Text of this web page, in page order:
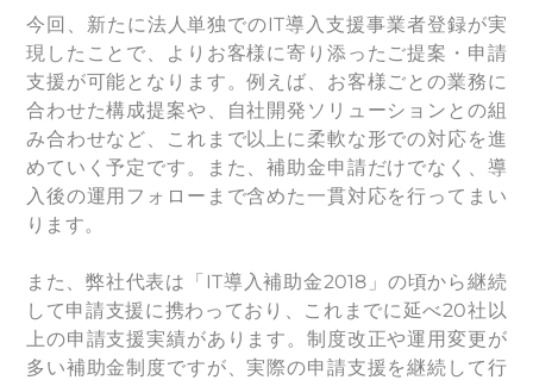
今回、新たに法人単独でのIT導入支援事業者登録が実
現したことで、よりお客様に寄り添ったご提案・申請
支援が可能となります。例えば、お客様ごとの業務に
合わせた構成提案や、自社開発ソリューションとの組
み合わせなど、これまで以上に柔軟な形での対応を進
めていく予定です。また、補助金申請だけでなく、導
入後の運用フォローまで含めた一貫対応を行ってまい
ります。
また、弊社代表は「IT導入補助金2018」の頃から継続
して申請支援に携わっており、これまでに延べ20社以
上の申請支援実績があります。制度改正や運用変更が
多い補助金制度ですが、実際の申請支援を継続して行